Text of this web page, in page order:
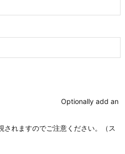
Optionally add an
されますのでご注意ください。（ス